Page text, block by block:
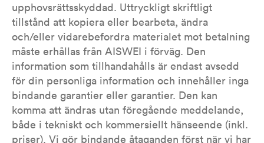
upphovsrättsskyddad. Uttryckligt skriftligt
tillstånd att kopiera eller bearbeta, ändra
och/eller vidarebefordra materialet mot betalning
måste erhållas från AISWEI i förväg. Den
information som tillhandahålls är endast avsedd
för din personliga information och innehåller inga
bindande garantier eller garantier. Den kan
komma att ändras utan föregående meddelande,
både i tekniskt och kommersiellt hänseende (inkl.
priser). Vi gör bindande åtaganden först när vi har